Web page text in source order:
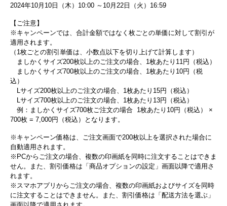
2024年10月10日（木）10:00 ～10月22日（火）16:59
【ご注意】
※キャンペーンでは、合計金額ではなく枚ごとの単価に対して割引が
適用されます。
（1枚ごとの割引単価は、小数点以下を切り上げて計算します）
ましかくサイズ200枚以上のご注文の場合、1枚あたり11円（税込）
ましかくサイズ700枚以上のご注文の場合、1枚あたり10円（税
込）
Lサイズ200枚以上のご注文の場合、1枚あたり15円（税込）
Lサイズ700枚以上のご注文の場合、1枚あたり13円（税込）
例：ましかくサイズ700枚ご注文の場合 1枚あたり10円（税込） ×
700枚 = 7,000円（税込）となります。
※キャンペーン価格は、ご注文画面で200枚以上を選択された場合に
自動適用されます。
※PCからご注文の場合、複数の印画紙を同時に注文することはできま
せん。また、割引価格は「商品オプションの設定」画面以降で適用さ
れます。
※スマホアプリからご注文の場合、複数の印画紙およびサイズを同時
に注文することはできません。また、割引価格は「配送方法を選ぶ」